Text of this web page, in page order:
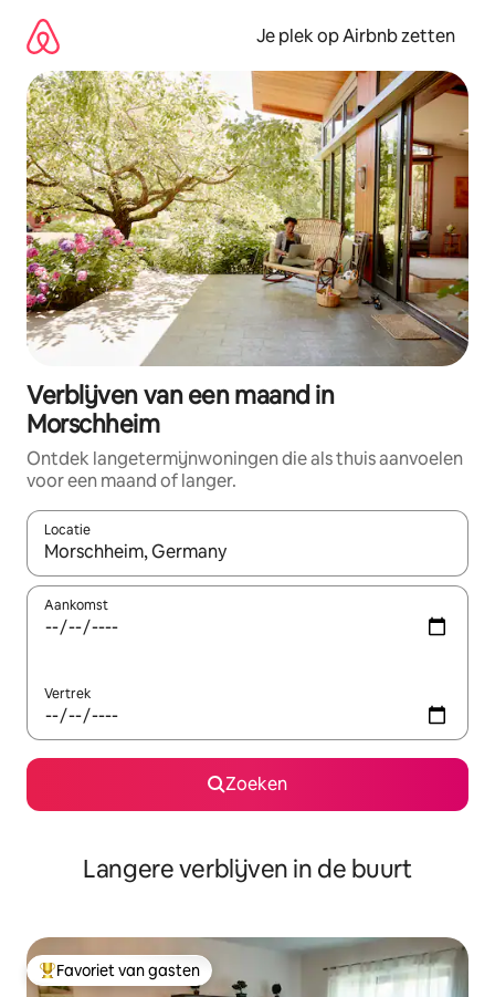
direct
naar
inhoud
Je plek op Airbnb zetten
Verblijven van een maand in
Morschheim
Ontdek langetermijnwoningen die als thuis aanvoelen
voor een maand of langer.
Locatie
Wanneer er resultaten beschikbaar zijn, maak je een keuze
Aankomst
Vertrek
Zoeken
Langere verblijven in de buurt
Topfavoriet van gasten
Favoriet van gasten